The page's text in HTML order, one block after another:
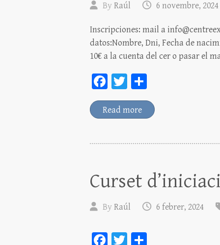
ByRaúl 6 novembre, 2024
Inscripciones: mail a
datos:Nombre, Dni, Fecha de
10€ a la cuenta del cer o pasar el
Fa
ce
bo
T
wi
tt
o
m
rt
x
Read more
Curset
ByRaúl 6 febrer, 2024
Fa
T